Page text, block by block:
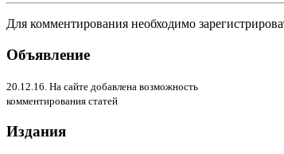
Для комментирования необходимо
Объявление
20.12.16. На сайте добавлена возможность
комментирования статей
Издания